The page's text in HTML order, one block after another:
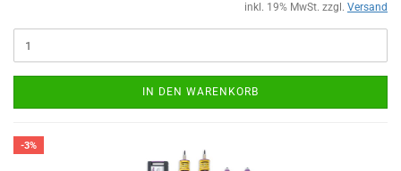
inkl. 19% MwSt. zzgl. Versand
IN DEN WARENKORB
-3%